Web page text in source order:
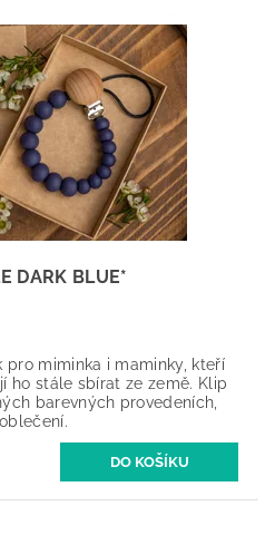
DARK BLUE*
miminka i maminky, kteří
ho stále sbírat ze země. Klip
barevných provedeních,